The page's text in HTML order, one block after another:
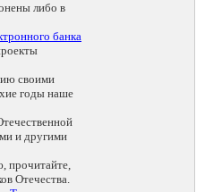
либо в
банка
своими
годы наше
и другими
прочитайте,
Отечества.